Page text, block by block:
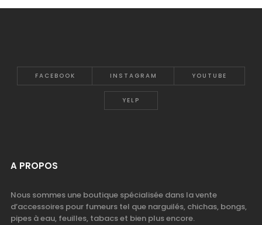
FACEBOOK INSTAGRAM YOUTUBE
YELP
A PROPOS
Nous sommes une boutique spécialisée dans la vente
d’accessoires pour fumeurs tel que narguilés, chichas, bongs,
pipes à eau, feuilles, tabacs et bien plus encore.